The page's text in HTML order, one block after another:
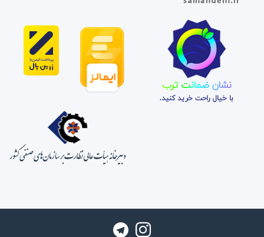
نشان ضمانت ترب
با خیال راحت خرید کنید.